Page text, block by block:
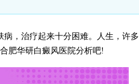
，治疗起来十分困难。人生，许多
肥华研白癜风医院分析吧!